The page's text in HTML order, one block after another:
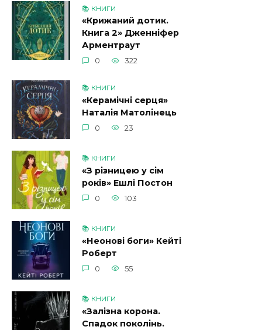
📚 КНИГИ
«Крижаний дотик.
Книга 2» Дженніфер
Арментраут
0 322
📚 КНИГИ
«Керамічні серця»
Наталія Матолінець
0 23
📚 КНИГИ
«З різницею у сім
років» Ешлі Постон
0 103
📚 КНИГИ
«Неонові боги» Кейті
Роберт
0 55
📚 КНИГИ
«Залізна корона.
Спадок поколінь.